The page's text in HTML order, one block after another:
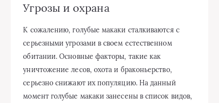
Угрозы и охрана
К сожалению, голубые макаки сталкиваются с
серьезными угрозами в своем естественном
обитании. Основные факторы, такие как
уничтожение лесов, охота и браконьерство,
серьезно снижают их популяцию. На данный
момент голубые макаки занесены в список видов,